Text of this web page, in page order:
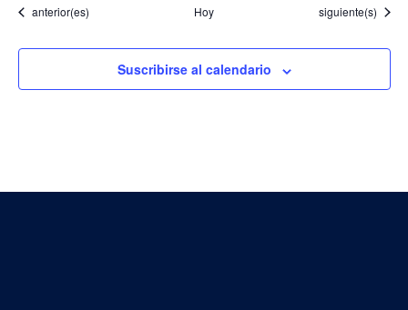
Eventos
anterior(es) Hoy Eventos
siguiente(s)
Suscribirse al calendario